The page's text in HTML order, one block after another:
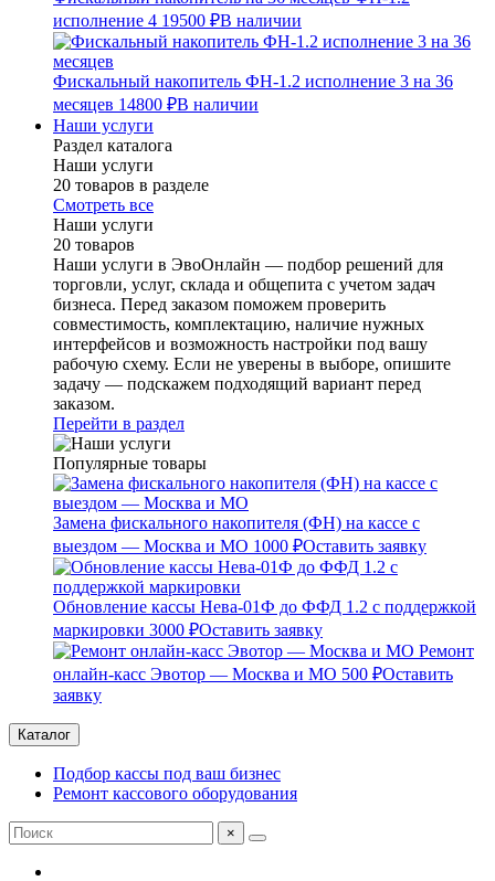
исполнение 4 19500 ₽В наличии
Фискальный накопитель ФН-1.2 исполнение 3 на 36
месяцев 14800 ₽В наличии
Наши услуги
Раздел каталога
Наши услуги
20 товаров в разделе
Смотреть все
Наши услуги
20 товаров
Наши услуги в ЭвоОнлайн — подбор решений для
торговли, услуг, склада и общепита с учетом задач
бизнеса. Перед заказом поможем проверить
совместимость, комплектацию, наличие нужных
интерфейсов и возможность настройки под вашу
рабочую схему. Если не уверены в выборе, опишите
задачу — подскажем подходящий вариант перед
заказом.
Перейти в раздел
Популярные товары
Замена фискального накопителя (ФН) на кассе с
выездом — Москва и МО 1000 ₽Оставить заявку
Обновление кассы Нева-01Ф до ФФД 1.2 с поддержкой
маркировки 3000 ₽Оставить заявку
Ремонт
онлайн-касс Эвотор — Москва и МО 500 ₽Оставить
заявку
Каталог
Подбор кассы под ваш бизнес
Ремонт кассового оборудования
×